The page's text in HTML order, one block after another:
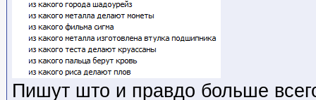
Пишут што и правдо больше